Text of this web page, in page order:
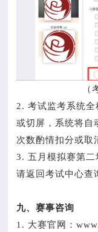
（
2. 考试监考系统
或切屏，系统将自
次数酌情扣分或取
3. 五月模拟赛第
请返回考试中心查
九、赛事咨询
1. 大赛官网：